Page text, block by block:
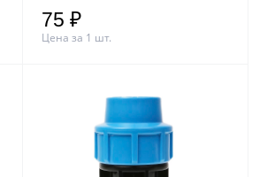
75 ₽
Цена за 1 шт.